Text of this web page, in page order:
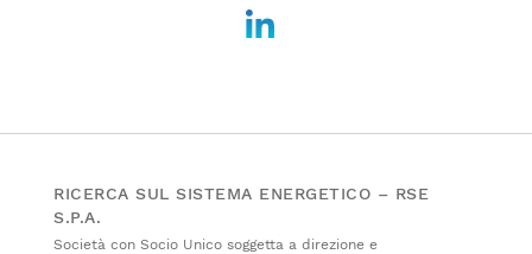
RICERCA SUL SISTEMA ENERGETICO – RSE
S.P.A.
Società con Socio Unico soggetta a direzione e